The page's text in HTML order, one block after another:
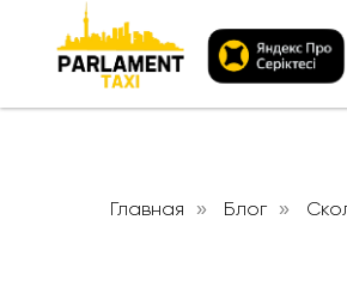
Главная » Блог »